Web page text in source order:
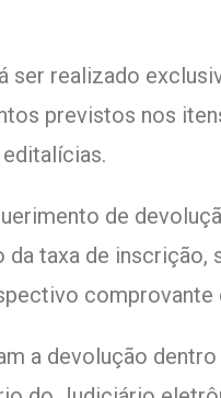
ser realizado
previstos nos
de
taxa de inscrição,
comprovante
a devolução